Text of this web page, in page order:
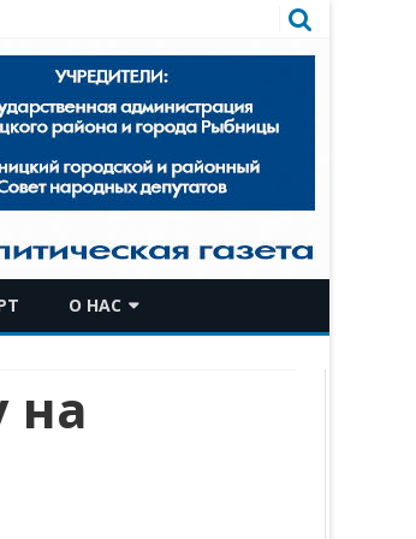
О НАС
ИСТОРИЧЕСКАЯ СПРАВКА
на